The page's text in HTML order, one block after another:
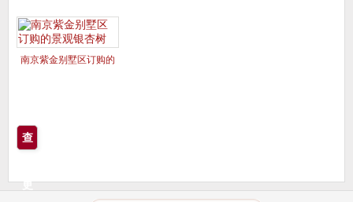
南京紫金别墅区订购的
查
更